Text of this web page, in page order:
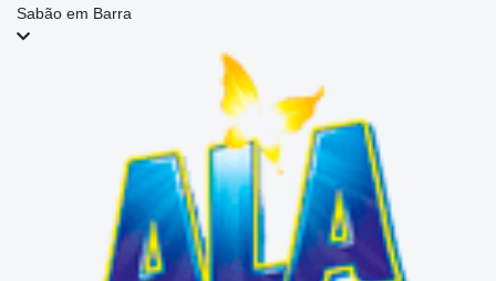
Sabão em Barra